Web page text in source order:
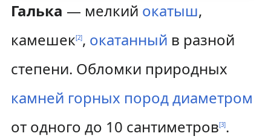
а
в
а
ц
о
и
у
Галька — мелкий окатыш,
камешек[2], окатанный в разной
степени. Обломки природных
камней горных породдиаметром
от одного до 10 сантиметров[3].